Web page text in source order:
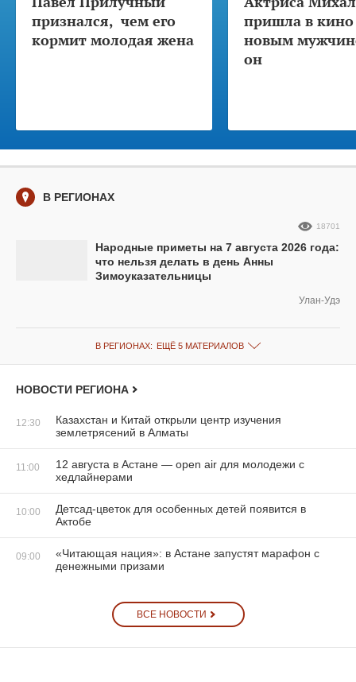
признался, чем его
кормит молодая жена
пришла в кино
новым
он
В РЕГИОНАХ
Народные приметы на 7 августа 2026 года:
что нельзя делать в день Анны
Зимоуказательницы
18701
Улан-Удэ
В РЕГИОНАХ: ЕЩЁ 5 МАТЕРИАЛОВ
НОВОСТИ РЕГИОНА
12:30
Казахстан и Китай открыли центр изучения
землетрясений в Алматы
11:00
12 августа в Астане — open air для молодежи с
хедлайнерами
10:00
Детсад-цветок для особенных детей появится в
Актобе
09:00
«Читающая нация»: в Астане запустят марафон с
денежными призами
ВСЕ НОВОСТИ